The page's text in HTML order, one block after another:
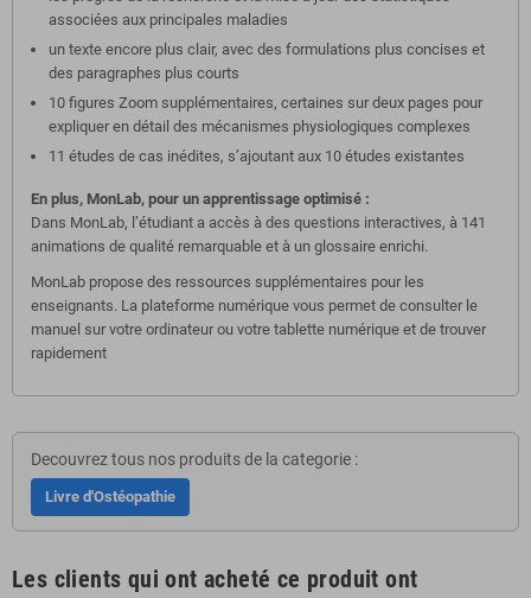
associées aux principales maladies
un texte encore plus clair, avec des formulations plus concises et
des paragraphes plus courts
10 figures Zoom supplémentaires, certaines sur deux pages pour
expliquer en détail des mécanismes physiologiques complexes
11 études de cas inédites, s’ajoutant aux 10 études existantes
En plus, MonLab, pour un apprentissage optimisé :
Dans MonLab, l’étudiant a accès à des questions interactives, à 141
animations de qualité remarquable et à un glossaire enrichi.
MonLab propose des ressources supplémentaires pour les
enseignants. La plateforme numérique vous permet de consulter le
manuel sur votre ordinateur ou votre tablette numérique et de trouver
rapidement
Decouvrez tous nos produits de la categorie :
Livre d'Ostéopathie
Les clients qui ont acheté ce produit ont